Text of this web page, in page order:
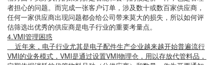
者担心的问题。而完成一张客户订单，涉及数十或数百家供应商，
任何一家供应商出现问题都会给公司带来莫大的损失，所以如何评
估筛选出优秀的供应商是电子行业的重要考量点。
4.VMI管理困惑
近年来，电子行业尤其是电子配件生产企业越来越开始普遍流行
VMI的业务模式，VMI是通过设置VMI物理仓，用以存放代管料品，